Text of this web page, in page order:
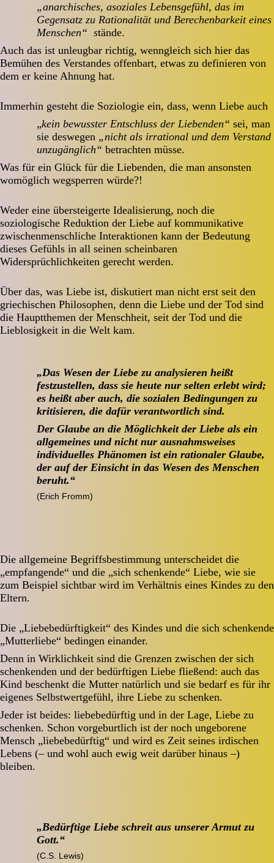
„anarchisches, asoziales Lebensgefühl, das im
Gegensatz zu Rationalität und Berechenbarkeit eines
Menschen“ stände.
Auch das ist unleugbar richtig, wenngleich sich hier das
Bemühen des Verstandes offenbart, etwas zu definieren von
dem er keine Ahnung hat.
Immerhin gesteht die Soziologie ein, dass, wenn Liebe auch
„kein bewusster Entschluss der Liebenden“ sei, man
sie deswegen „nicht als irrational und dem Verstand
unzugänglich“ betrachten müsse.
Was für ein Glück für die Liebenden, die man ansonsten
womöglich wegsperren würde?!
Weder eine übersteigerte Idealisierung, noch die
soziologische Reduktion der Liebe auf kommunikative
zwischenmenschliche Interaktionen kann der Bedeutung
dieses Gefühls in all seinen scheinbaren
Widersprüchlichkeiten gerecht werden.
Über das, was Liebe ist, diskutiert man nicht erst seit den
griechischen Philosophen, denn die Liebe und der Tod sind
die Hauptthemen der Menschheit, seit der Tod und die
Lieblosigkeit in die Welt kam.
„Das Wesen der Liebe zu analysieren heißt
festzustellen, dass sie heute nur selten erlebt wird;
es heißt aber auch, die sozialen Bedingungen zu
kritisieren, die dafür verantwortlich sind.
Der Glaube an die Möglichkeit der Liebe als ein
allgemeines und nicht nur ausnahmsweises
individuelles Phänomen ist ein rationaler Glaube,
der auf der Einsicht in das Wesen des Menschen
beruht.“
(Erich Fromm)
Die allgemeine Begriffsbestimmung unterscheidet die
„empfangende“ und die „sich schenkende“ Liebe, wie sie
zum Beispiel sichtbar wird im Verhältnis eines Kindes zu den
Eltern.
Die „Liebebedürftigkeit“ des Kindes und die sich schenkende
„Mutterliebe“ bedingen einander.
Denn in Wirklichkeit sind die Grenzen zwischen der sich
schenkenden und der bedürftigen Liebe fließend: auch das
Kind beschenkt die Mutter natürlich und sie bedarf es für ihr
eigenes Selbstwertgefühl, ihre Liebe zu schenken.
Jeder ist beides: liebebedürftig und in der Lage, Liebe zu
schenken. Schon vorgeburtlich ist der noch ungeborene
Mensch „liebebedürftig“ und wird es Zeit seines irdischen
Lebens (– und wohl auch ewig weit darüber hinaus –)
bleiben.
„Bedürftige Liebe schreit aus unserer Armut zu
Gott.“
(C.S. Lewis)